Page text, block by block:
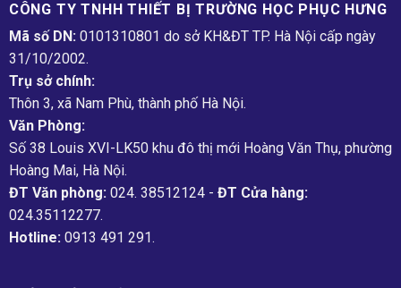
CÔNG TY TNHH THIẾT BỊ TRƯỜNG HỌC PHỤC H­ƯNG
Mã số DN: 0101310801 do sở KH&ĐT TP. Hà Nội cấp ngày
31/10/2002.
Trụ sở chính:
Thôn 3, xã Nam Phù, thành phố Hà Nội.
Văn Phòng:
Số 38 Louis XVI-LK50 khu đô thị mới Hoàng Văn Thụ, phường
Hoàng Mai, Hà Nội.
ĐT Văn phòng:024. 38512124 - ĐT Cửa hàng:
024.35112277.
Hotline:0913 491 291.